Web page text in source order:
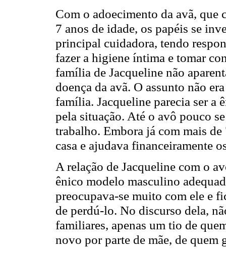
Com o adoecimento da avã, que
7 anos de idade, os papéis se
principal cuidadora, tendo
fazer a higiene íntima e tomar
família de Jacqueline não
doença da avã. O assunto não
família. Jacqueline parecia ser a
pela situação. Até o avô pouco
trabalho. Embora já com mais
casa e ajudava financeiramente
A relação de Jacqueline com o
ênico modelo masculino
preocupava-se muito com ele e
de perdú-lo. No discurso dela,
familiares, apenas um tio de
novo por parte de mãe, de quem